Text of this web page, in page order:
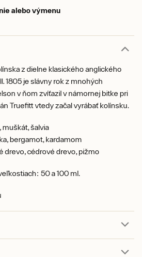
alebo výmenu
z dielne klasického anglického
1805 je slávny rok z mnohých
v ňom zvíťazil v námornej bitke pri
Truefitt vtedy začal vyrábať kolínsku.
muškát, šalvia
bergamot, kardamom
drevo, cédrové drevo, pižmo
50 a 100 ml.